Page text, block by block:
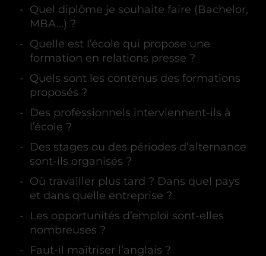
Quel diplôme je souhaite faire (Bachelor,
MBA…) ?
Quelle est l’école qui propose une
formation en relations presse ?
Quels sont les contenus des formations
proposés ?
Des professionnels interviennent-ils à
l’école ?
Des stages ou des périodes d’alternance
sont-ils organisés ?
Où travailler plus tard ? Dans quel pays
et dans quelle entreprise ?
Les opportunités d’emploi sont-elles
nombreuses ?
Faut-il maîtriser l’anglais ?